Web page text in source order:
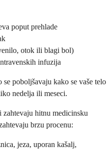
poput prehlade
otok ili blagi bol)
infuzija
poboljšavaju kako se vaše telo
nedelja ili meseci.
hitnu medicinsku
brzu procenu:
jeza, uporan kašalj,